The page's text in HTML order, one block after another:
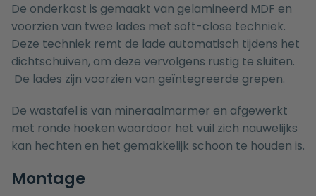
De onderkast is gemaakt van gelamineerd MDF en
voorzien van twee lades met soft-close techniek.
Deze techniek remt de lade automatisch tijdens het
dichtschuiven, om deze vervolgens rustig te sluiten.
De lades zijn voorzien van geïntegreerde grepen.
De wastafel is van mineraalmarmer en afgewerkt
met ronde hoeken waardoor het vuil zich nauwelijks
kan hechten en het gemakkelijk schoon te houden is.
Montage